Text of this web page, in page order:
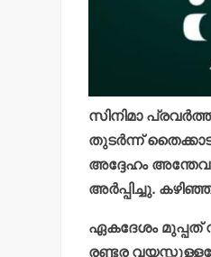
സിനിമാ
തുടര്‍ന്ന്
അദ്ദേഹം
അര്‍പ്പിച്ചു.
ഏകദേശം മുപ്പത്
രണ്ടര